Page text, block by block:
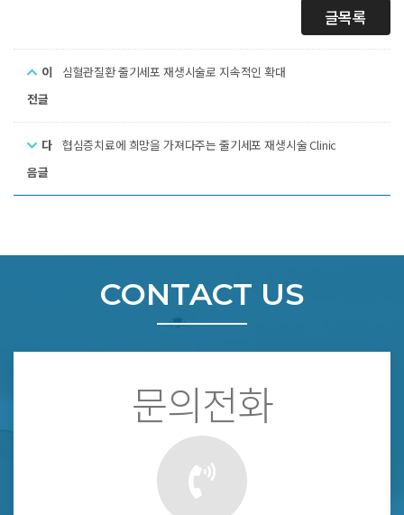
글목록
이
전글
심혈관질환 줄기세포 재생시술로 지속적인 확대
다
음글
협심증치료에 희망을 가져다주는 줄기세포 재생시술 Clinic
CONTACT US
문의전화